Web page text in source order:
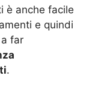
è anche facile
e quindi
far
.